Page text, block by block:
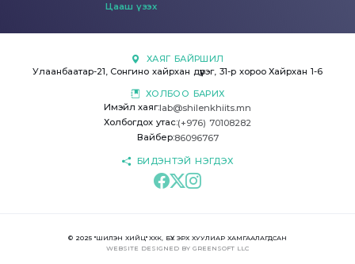
Цааш үзэх
ХАЯГ БАЙРШИЛ
Улаанбаатар-21, Сонгино хайрхан дүүрэг, 31-р хороо Хайрхан 1-6
ХОЛБОО БАРИХ
Имэйл хаяг:lab@shilenkhiits.mn
Холбогдох утас:(+976) 70108282
Вайбер:86096767
БИДЭНТЭЙ НЭГДЭХ
© 2025 "ШИЛЭН ХИЙЦ" ХХК, БҮХ ЭРХ ХУУЛИАР ХАМГААЛАГДСАН
WEBSITE DESIGNED BY GREENSOFTLLC